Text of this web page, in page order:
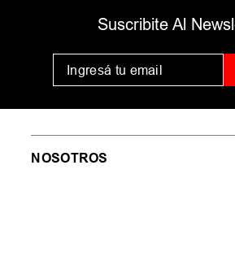
Suscribite Al
NOSOTROS